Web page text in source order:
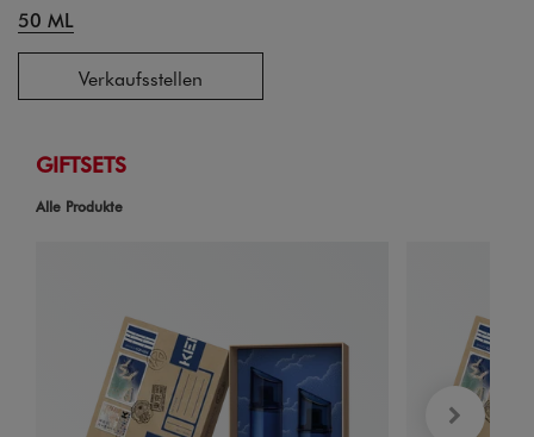
50 ML
Verkaufsstellen
GIFTSETS
Alle Produkte